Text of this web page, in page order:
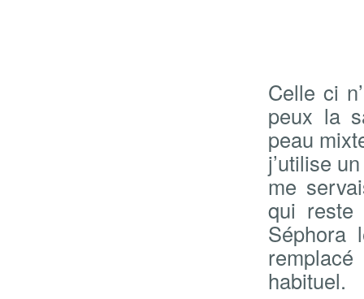
Celle ci
peux la
peau
j’utilise
me
qui reste
Séphora
habituel.